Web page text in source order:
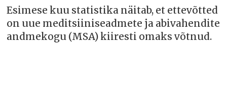
Esimese kuu statistika näitab, et ettevõtted
on uue meditsiiniseadmete ja abivahendite
andmekogu (MSA) kiiresti omaks võtnud.